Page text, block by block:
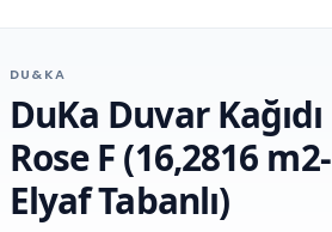
DU&KA
DuKa Duvar Kağıdı
Rose F (16,2816 m2-
Elyaf Tabanlı)